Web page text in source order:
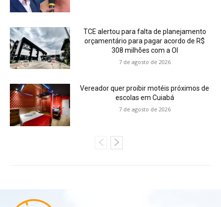
TCE alertou para falta de planejamento
orçamentário para pagar acordo de R$
308 milhões com a OI
7 de agosto de 2026
Vereador quer proibir motéis próximos de
escolas em Cuiabá
7 de agosto de 2026